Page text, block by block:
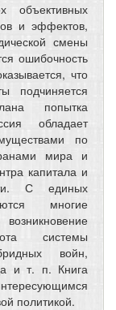
объективных
и эффектов,
смены
ошибочность
что
подчиняется
попытка
обладает
по
мира и
капитала и
С единых
многие
системы
войн,
и т. п. Книга
политикой.